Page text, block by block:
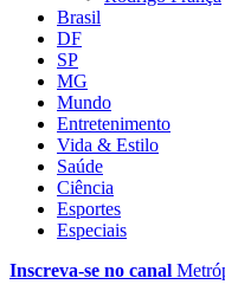
Brasil
DF
SP
MG
Mundo
Entretenimento
Vida & Estilo
Saúde
Ciência
Esportes
Especiais
Inscreva-se no canal